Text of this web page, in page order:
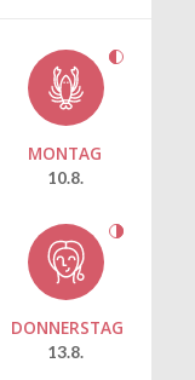
MONTAG
10.8.
DONNERSTAG
13.8.